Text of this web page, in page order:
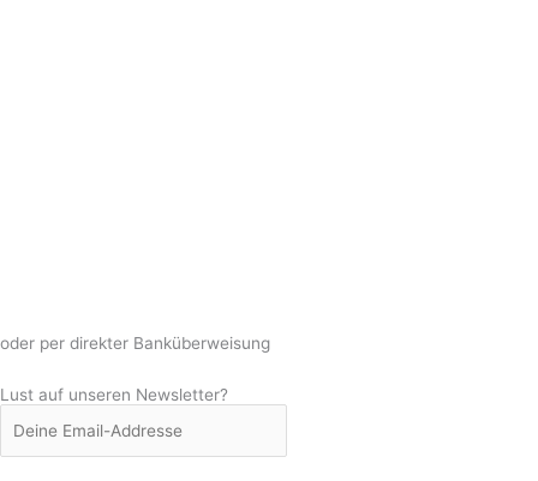
oder per direkter Banküberweisung
Lust auf unseren Newsletter?